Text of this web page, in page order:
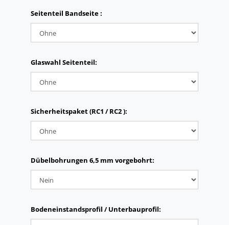
Seitenteil Bandseite :
Glaswahl Seitenteil:
Sicherheitspaket (RC1 / RC2 ):
Dübelbohrungen 6,5 mm vorgebohrt:
Bodeneinstandsprofil / Unterbauprofil: